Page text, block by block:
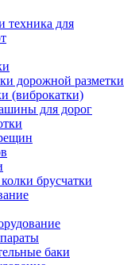
техника для
дорожной разметки
(виброкатки)
для дорог
брусчатки
баки